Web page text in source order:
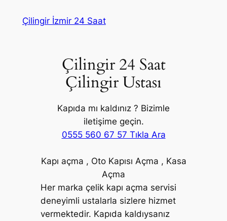
Çilingir İzmir 24 Saat
Çilingir 24 Saat
Çilingir Ustası
Kapıda mı kaldınız ? Bizimle
iletişime geçin.
0555 560 67 57 Tıkla Ara
Kapı açma , Oto Kapısı Açma , Kasa
Açma
Her marka çelik kapı açma servisi
deneyimli ustalarla sizlere hizmet
vermektedir. Kapıda kaldıysanız